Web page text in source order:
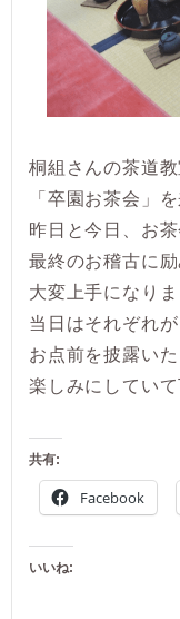
桐組さんの茶道
「卒園お茶会」
昨日と今日、お
最終のお稽古に励
大変上手になりま
当日はそれぞれ
お点前を披露いた
楽しみにしていて
共有:
Facebook
いいね: